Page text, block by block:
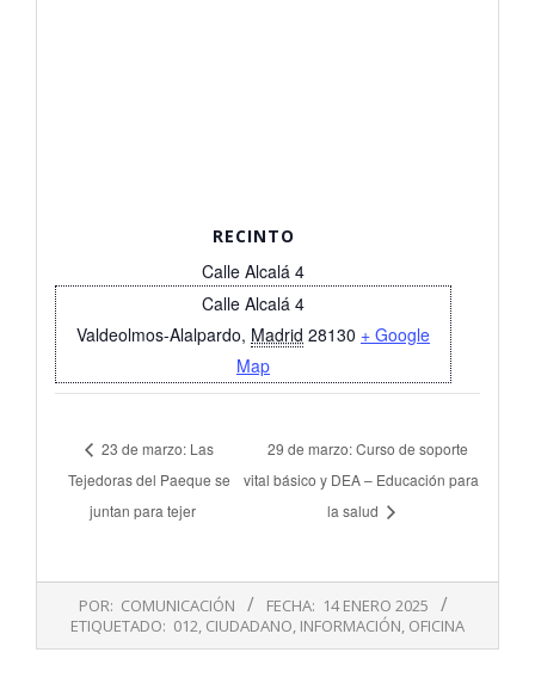
RECINTO
Calle Alcalá 4
Calle Alcalá 4
Valdeolmos-Alalpardo, Madrid 28130 + Google
Map
23 de marzo: Las
Tejedoras del Paeque se
juntan para tejer
29 de marzo: Curso de soporte
vital básico y DEA – Educación para
la salud
14
POR: COMUNICACIÓN FECHA: 14 ENERO 2025
ETIQUETADO: 012, CIUDADANO, INFORMACIÓN, OFICINA